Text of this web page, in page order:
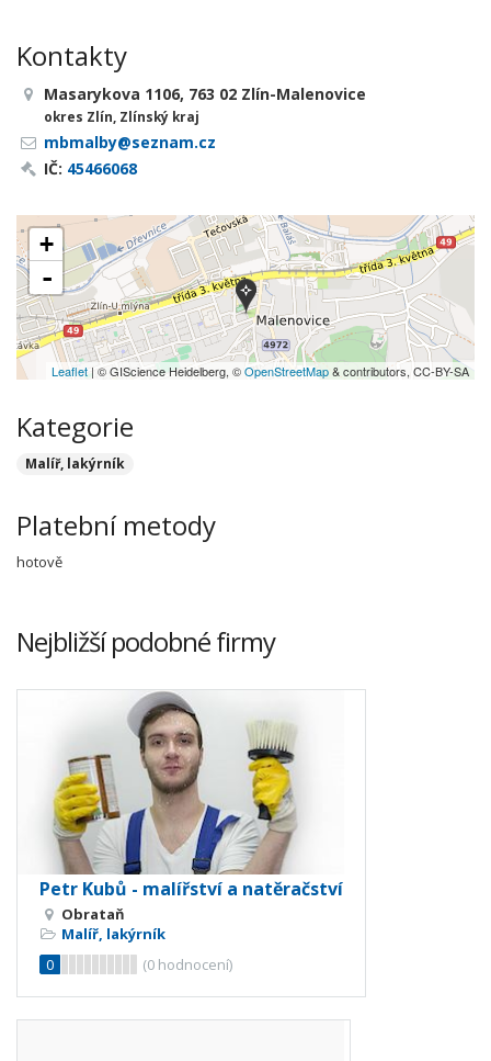
Kontakty
Masarykova 1106, 763 02 Zlín-Malenovice
okres Zlín, Zlínský kraj
mbmalby@seznam.cz
IČ: 45466068
+
-
Leaflet| © GIScience Heidelberg, ©OpenStreetMap& contributors, CC-BY-SA
Kategorie
Malíř, lakýrník
Platební metody
hotově
Nejbližší podobné firmy
Petr Kubů - malířství a natěračství
Obrataň
Malíř, lakýrník
0
(0 hodnocení)